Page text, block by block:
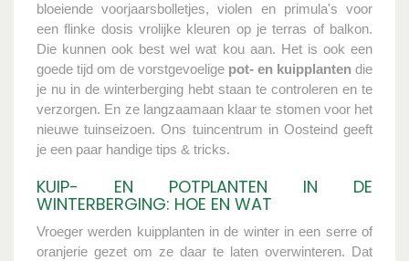
bloeiende voorjaarsbolletjes, violen en primula's voor
een flinke dosis vrolijke kleuren op je terras of balkon.
Die kunnen ook best wel wat kou aan. Het is ook een
goede tijd om de vorstgevoelige pot- en kuipplanten die
je nu in de winterberging hebt staan te controleren en te
verzorgen. En ze langzaamaan klaar te stomen voor het
nieuwe tuinseizoen. Ons tuincentrum in Oosteind geeft
je een paar handige tips & tricks.
KUIP- EN POTPLANTEN IN DE
WINTERBERGING: HOE EN WAT
Vroeger werden kuipplanten in de winter in een serre of
oranjerie gezet om ze daar te laten overwinteren. Dat